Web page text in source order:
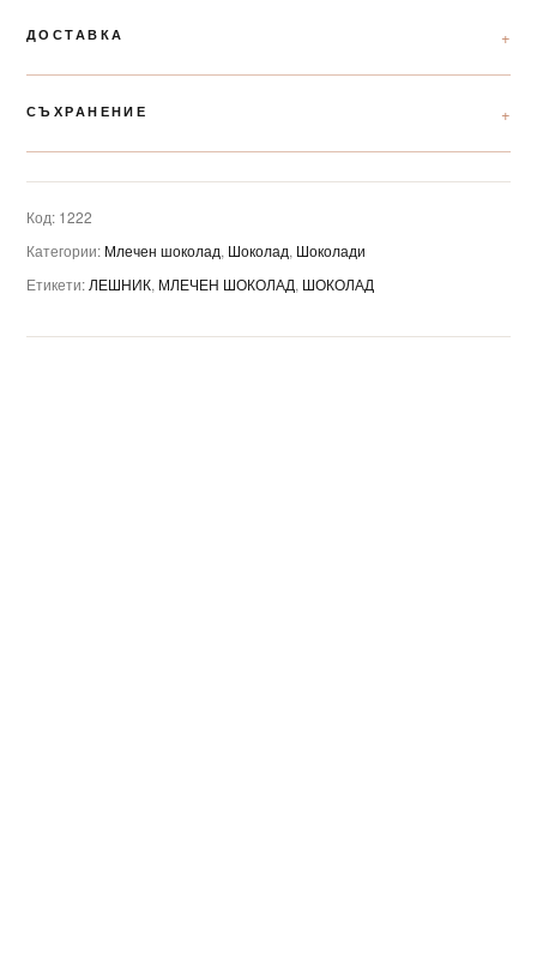
ДОСТАВКА
СЪХРАНЕНИЕ
Код: 1222
Категории: Млечен шоколад, Шоколад, Шоколади
Етикети: ЛЕШНИК, МЛЕЧЕН ШОКОЛАД, ШОКОЛАД